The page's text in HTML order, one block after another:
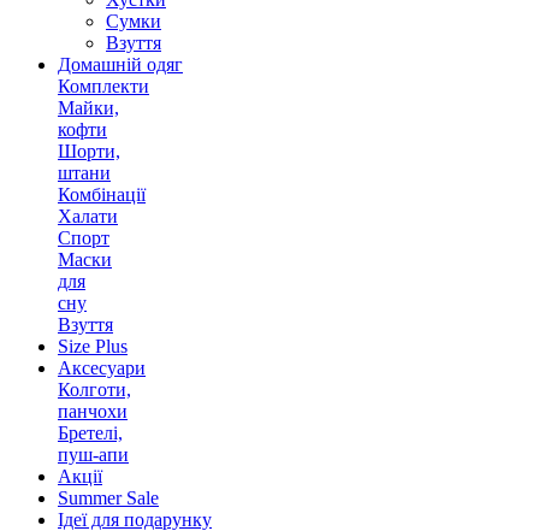
Сумки
Взуття
Домашній одяг
Комплекти
Майки,
кофти
Шорти,
штани
Комбінації
Халати
Спорт
Маски
для
сну
Взуття
Size Plus
Аксесуари
Колготи,
панчохи
Бретелі,
пуш-апи
Акції
Summer Sale
Ідеї для подарунку